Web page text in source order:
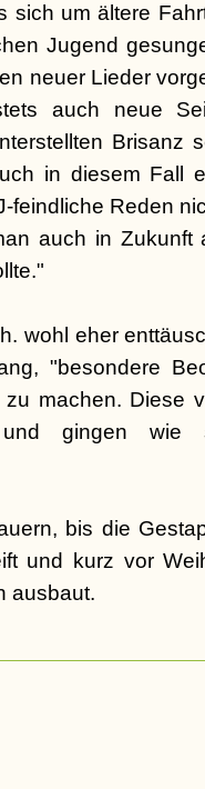
sich um ältere
Jugend
neuer Lieder
auch neue
Brisanz
in diesem Fall
feindliche Reden
auch in Zukunft
wohl eher
"besondere
machen. Diese
und gingen wie
bis die
und kurz vor
ausbaut.